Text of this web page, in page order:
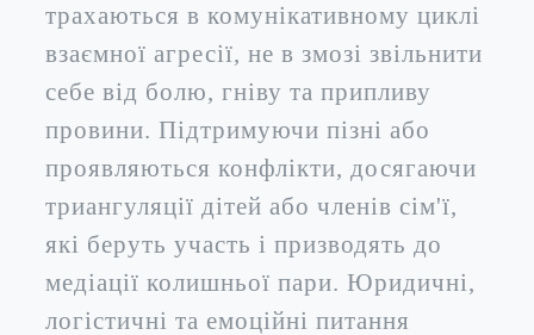
трахаються в комунікативному циклі
взаємної агресії, не в змозі звільнити
себе від болю, гніву та припливу
провини. Підтримуючи пізні або
проявляються конфлікти, досягаючи
триангуляції дітей або членів сім'ї,
які беруть участь і призводять до
медіації колишньої пари. Юридичні,
логістичні та емоційні питання